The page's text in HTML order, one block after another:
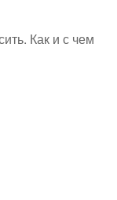
Как и с чем